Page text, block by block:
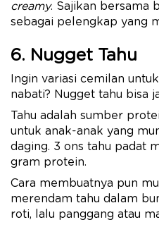
creamy. Sajikan bersama
sebagai pelengkap yang
6. Nugget Tahu
Ingin variasi cemilan
nabati? Nugget tahu bisa
Tahu adalah sumber
untuk anak-anak yang
daging. 3 ons tahu padat
gram protein.
Cara membuatnya pun
merendam tahu dalam
roti, lalu panggang atau